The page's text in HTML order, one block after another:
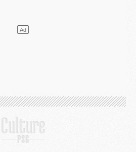
Godts au PSG en bonne voie
du PSG annoncés dans un tournoi U21
Suzuki confirmée et onéreuse
au Brésil mais veut garder Marquinhos